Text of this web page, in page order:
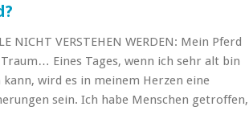
NICHT VERSTEHEN WERDEN: Mein Pferd
Eines Tages, wenn ich sehr alt bin
wird es in meinem Herzen eine
sein. Ich habe Menschen getroffen,